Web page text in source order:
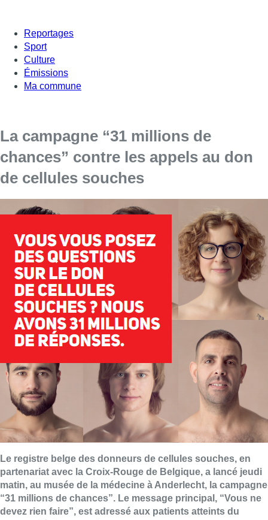
Reportages
Sport
Culture
Émissions
Ma commune
La campagne “31 millions de
chances” contre les appels au don
de cellules souches
Le registre belge des donneurs de cellules souches, en
partenariat avec la Croix-Rouge de Belgique, a lancé jeudi
matin, au musée de la médecine à Anderlecht, la campagne
“31 millions de chances”. Le message principal, “Vous ne
devez rien faire”, est adressé aux patients atteints du